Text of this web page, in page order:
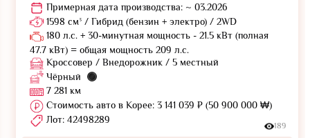
Примерная дата производства: ~ 03.2026
1598 см³ / Гибрид (бензин + электро) / 2WD
180 л.с. + 30-минутная мощность - 21.5 кВт (полная
47.7 кВт) = общая мощность 209 л.с.
Кроссовер / Внедорожник / 5 местный
Чёрный
7 281 км
Стоимость авто в Корее: 3 141 039 ₽ (50 900 000 ₩)
Лот: 42498289
189